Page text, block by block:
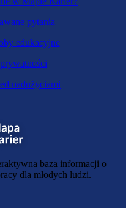
baza informacji o
dla młodych ludzi.
pytania
edukacyjne
nadużyciami